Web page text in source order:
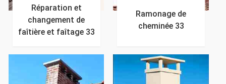
Réparation et
changement de
faîtière et faîtage 33
Ramonage de
cheminée 33